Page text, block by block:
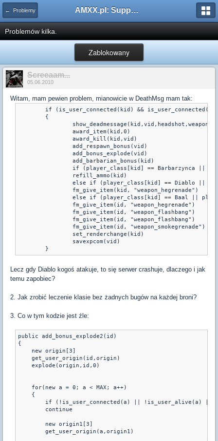
← Problemy AMXX.pl: Support AMX Mod X i SourceMod
Problemów kilka.
Zablokowany
Screeaam...
05.06.2010
Witam, mam pewien problem, mianowicie w DeathMsg mam tak:
                fm_give_item(id, "weapon_hegrenade")
                fm_give_item(id, "weapon_flashbang")
                fm_give_item(id, "weapon_flashbang")
                fm_give_item(id, "weapon_smokegrenade")
	}
Lecz gdy Diablo kogoś atakuje, to się serwer crashuje, dlaczego i jak
temu zapobiec?
2. Jak zrobić leczenie klasie bez żadnych bugów na każdej broni?
3. Co w tym kodzie jest źle:
public add_bonus_explode2(id)
{
    new origin[3]
    get_user_origin(id,origin)
    explode(origin,id,0)
    for(new a = 0; a < MAX; a++)
    {
if (!is_user_connected(a) || !is_user_alive(a) ||
        continue
        new origin1[3]
        get_user_origin(a,origin1)